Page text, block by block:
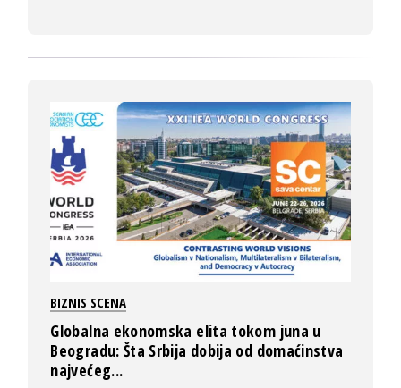
BIZNIS SCENA
Globalna ekonomska elita tokom juna u
Beogradu: Šta Srbija dobija od domaćinstva
najvećeg...